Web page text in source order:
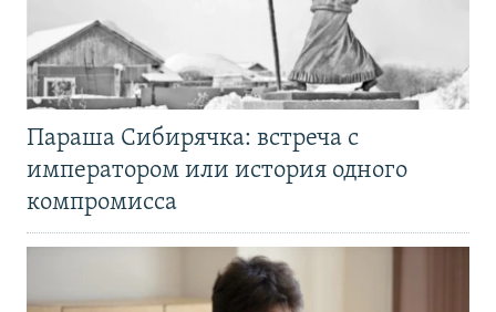
Параша Сибирячка: встреча с
императором или история одного
компромисса